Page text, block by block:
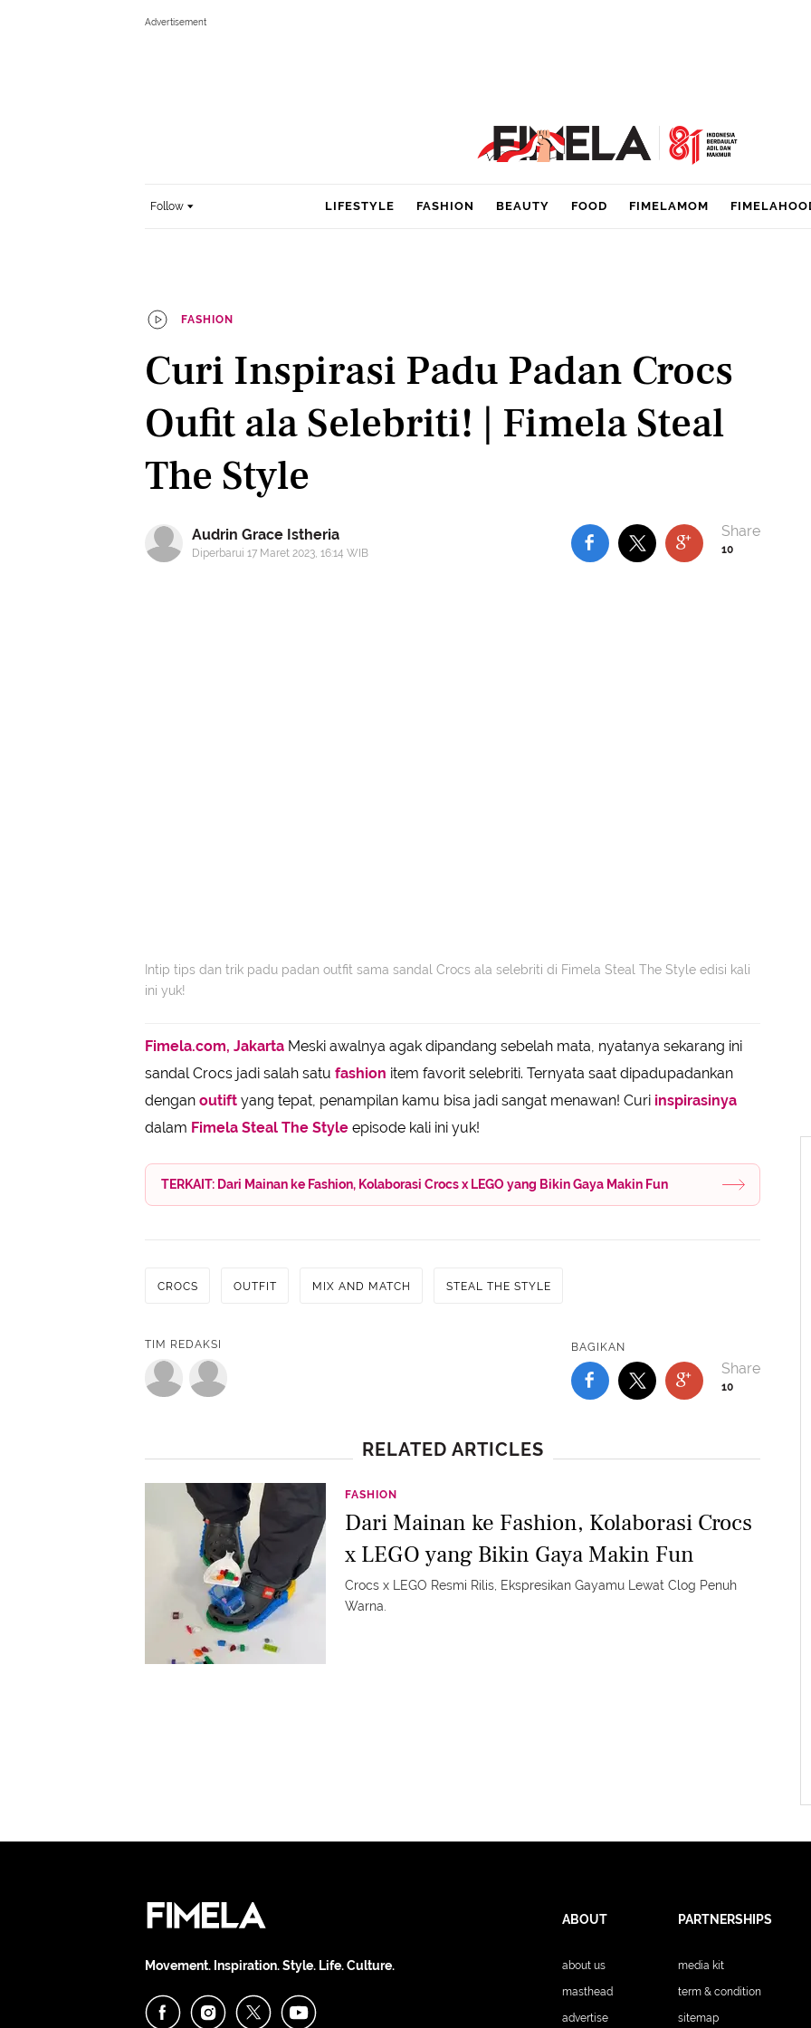
Follow LIFESTYLE FASHION BEAUTY FOOD FIMELAMOM
FASHION
Curi Inspirasi Padu Padan Crocs
Oufit ala Selebriti! | Fimela Steal
The Style
Audrin Grace Istheria
Diperbarui 17 Maret 2023, 16:14 WIB 10
Intip tips dan trik padu padan outfit sama sandal Crocs ala selebriti di Fimela Steal The Style edisi kali
ini yuk!
Fimela.com, Jakarta Meski awalnya agak dipandang sebelah mata, nyatanya sekarang ini
sandal Crocs jadi salah satu fashion item favorit selebriti. Ternyata saat dipadupadankan
dengan outift yang tepat, penampilan kamu bisa jadi sangat menawan! Curi inspirasinya
dalam Fimela Steal The Style episode kali ini yuk!
TERKAIT: Dari Mainan ke Fashion, Kolaborasi Crocs x LEGO yang Bikin Gaya Makin Fun
CROCS OUTFIT MIX AND MATCH STEAL THE STYLE
TIM REDAKSI BAGIKAN
10
RELATED ARTICLES
FASHION
Dari Mainan ke Fashion, Kolaborasi Crocs
x LEGO yang Bikin Gaya Makin Fun
Crocs x LEGO Resmi Rilis, Ekspresikan Gayamu Lewat Clog Penuh
Warna.
Movement. Inspiration. Style. Life. Culture.
ABOUT PARTNERSHIPS
about us media kit
masthead term & condition
advertise sitemap